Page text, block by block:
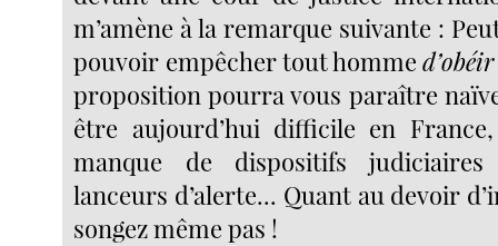
m’amène à la remarque suivante :
pouvoir empêcher tout homme
proposition pourra vous paraître
être aujourd’hui difficile en
manque de dispositifs
lanceurs d’alerte... Quant au devoir
songez même pas !